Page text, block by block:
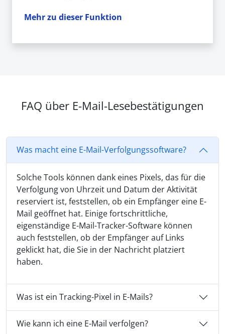
Mehr zu dieser Funktion
FAQ über E-Mail-Lesebestätigungen
Was macht eine E-Mail-Verfolgungssoftware?
Solche Tools können dank eines Pixels, das für die
Verfolgung von Uhrzeit und Datum der Aktivität
reserviert ist, feststellen, ob ein Empfänger eine E-
Mail geöffnet hat. Einige fortschrittliche,
eigenständige E-Mail-Tracker-Software können
auch feststellen, ob der Empfänger auf Links
geklickt hat, die Sie in der Nachricht platziert
haben.
Was ist ein Tracking-Pixel in E-Mails?
Wie kann ich eine E-Mail verfolgen?